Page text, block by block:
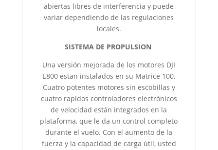
abiertas libres de interferencia y puede
variar dependiendo de las regulaciones
locales.
SISTEMA DE PROPULSION
Una versión mejorada de los motores DJI
E800 estan instalados en su Matrice 100.
Cuatro potentes motores sin escobillas y
cuatro rapidos controladores electrónicos
de velocidad están integrados en la
plataforma, que le da un control completo
durante el vuelo. Con el aumento de la
fuerza y ​​la capacidad de carga útil, usted